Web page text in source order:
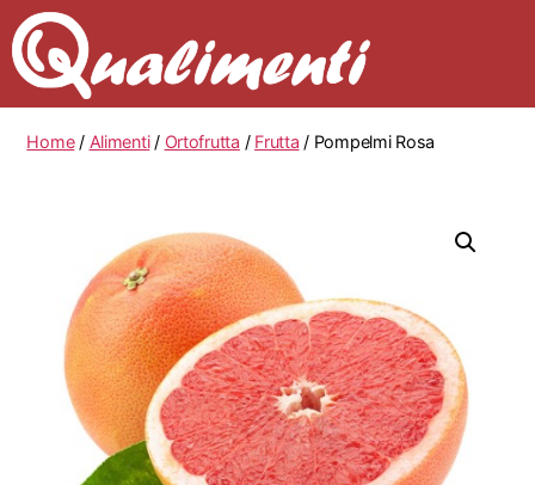
Home/ Alimenti/ Ortofrutta / Frutta / Pompelmi Rosa